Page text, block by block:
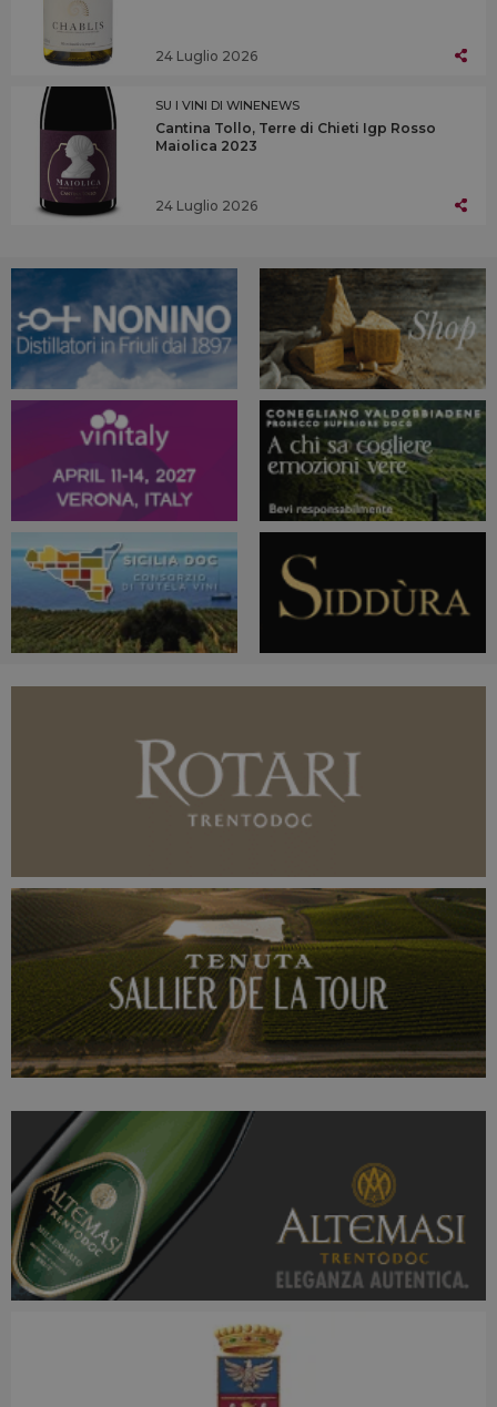
24 Luglio 2026
SU I VINI DI WINENEWS
Cantina Tollo, Terre di Chieti Igp Rosso
Maiolica 2023
24 Luglio 2026